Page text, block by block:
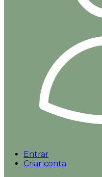
Entrar
Criar conta